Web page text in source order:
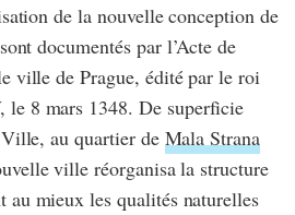
de la nouvelle conception de
documentés par l’Acte de
ville de Prague, édité par le roi
le 8 mars 1348. De superficie
au quartier de Mala Strana
ville réorganisa la structure
au mieux les qualités naturelles